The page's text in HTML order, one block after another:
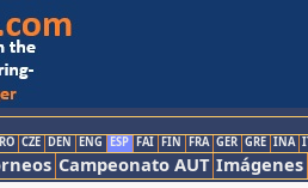
CZE DEN ENG ESP FAI FIN FRA GER GRE INA
Campeonato AUT Imágenes